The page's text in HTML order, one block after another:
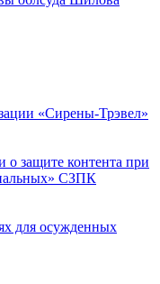
«Сирены-Трэвел»
о защите контента при
СЗПК
для осужденных